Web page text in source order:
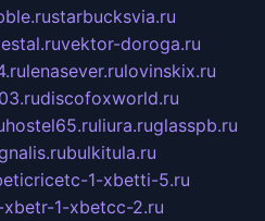
starbucksvia.ru
vektor-doroga.ru
lenasever.rulovinskix.ru
discofoxworld.ru
hostel65.ruliura.ruglasspb.ru
bulkitula.ru
1-xbetti-5.ru
1-xbetcc-2.ru